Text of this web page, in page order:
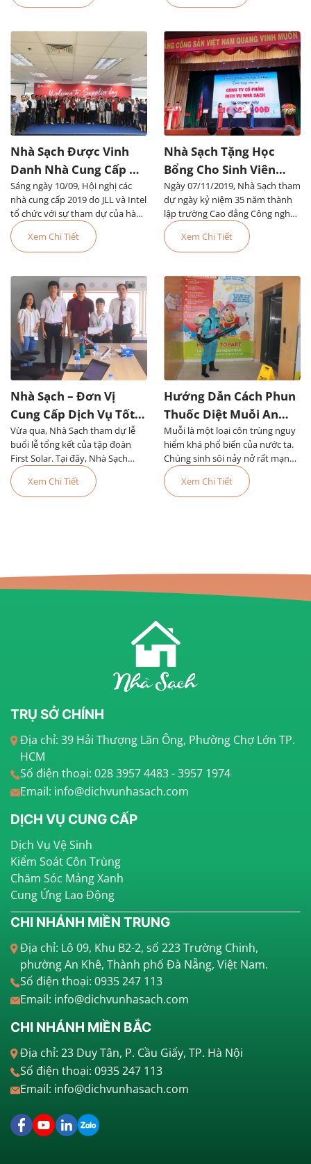
Phòng TPHCM
Sáng ngày 10/09, Hội nghị các
nhà cung cấp 2019 do JLL và Intel
tổ chức với sự tham dự của hàng
trăm nhà cung cấp, trong đó có
Nhà Sạch
Nhà Sạch Được Vinh
Danh Nhà Cung Cấp Uy
Tín Của Tập Đoàn JLL
Xem Chi Tiết
Ngày 07/11/2019, Nhà Sạch tham
dự ngày kỷ niệm 35 năm thành
lập trường Cao đẳng Công nghệ
Thủ Đức và khai giảng năm học
mới
Nhà Sạch Tặng Học
Bổng Cho Sinh Viên
Trường Cao Đẳng Công
Nghệ Thủ Đức
Xem Chi Tiết
Vừa qua, Nhà Sạch tham dự lễ
buổi lễ tổng kết của tập đoàn
First Solar. Tại đây, Nhà Sạch
được công nhận là đơn vị cung
cấp dịch vụ tốt nhất trong năm.
Nhà Sạch – Đơn Vị
Cung Cấp Dịch Vụ Tốt
Nhất Tại First Solar
Xem Chi Tiết
Muỗi là một loại côn trùng nguy
hiểm khá phổ biến của nước ta.
Chúng sinh sôi nảy nở rất mạnh
vào các mùa mưa và gây ra
nhiều bệnh nguy hiểm cho con
người trong đó nguy hiểm đặc
Hướng Dẫn Cách Phun
Thuốc Diệt Muỗi An
Toàn Và Hiệu Quả
Xem Chi Tiết
TRỤ SỞ CHÍNH
Địa chỉ: 39 Hải Thượng Lãn Ông, Phường Chợ Lớn TP.
HCM
Số điện thoại: 028 3957 4483 - 3957 1974
Email: info@dichvunhasach.com
DỊCH VỤ CUNG CẤP
Dịch Vụ Vệ Sinh
Kiểm Soát Côn Trùng
Chăm Sóc Mảng Xanh
Cung Ứng Lao Động
CHI NHÁNH MIỀN TRUNG
Địa chỉ: Lô 09, Khu B2-2, số 223 Trường Chinh,
phường An Khê, Thành phố Đà Nẵng, Việt Nam.
Số điện thoại: 0935 247 113
Email: info@dichvunhasach.com
CHI NHÁNH MIỀN BẮC
Địa chỉ: 23 Duy Tân, P. Cầu Giấy, TP. Hà Nội
Số điện thoại: 0935 247 113
Email: info@dichvunhasach.com